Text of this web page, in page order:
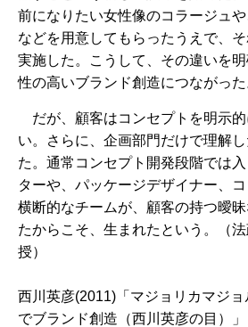
前になりたい女性像のコラージュ
などを用意してもらったうえで、
実施した。こうして、その違いを
性の高いブランド創造につながった
だが、顧客はコンセプトを明示
い。さらに、企画部門だけで理解
た。通常コンセプト開発段階では
ターや、パッケージデザイナー、
横断的なチームが、顧客の持つ曖
たからこそ、生まれたという。（
授）
西川英彦(2011)「マジョリカマジ
でブランド創造（西川英彦の目）